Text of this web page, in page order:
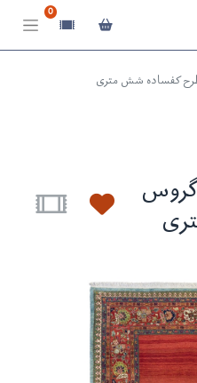
0
کفساده شش متری